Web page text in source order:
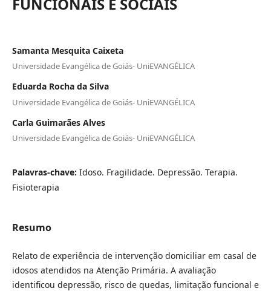
Samanta Mesquita Caixeta
Universidade Evangélica de Goiás- UniEVANGÉLICA
Eduarda Rocha da Silva
Universidade Evangélica de Goiás- UniEVANGÉLICA
Carla Guimarães Alves
Universidade Evangélica de Goiás- UniEVANGÉLICA
Palavras-chave: Idoso. Fragilidade. Depressão. Terapia.
Fisioterapia
Resumo
Relato de experiência de intervenção domiciliar em casal de
idosos atendidos na Atenção Primária. A avaliação
identificou depressão, risco de quedas, limitação funcional e